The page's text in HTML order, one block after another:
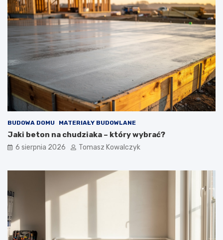
BUDOWA DOMU MATERIAŁY BUDOWLANE
Jaki beton na chudziaka – który wybrać?
6 sierpnia 2026 Tomasz Kowalczyk